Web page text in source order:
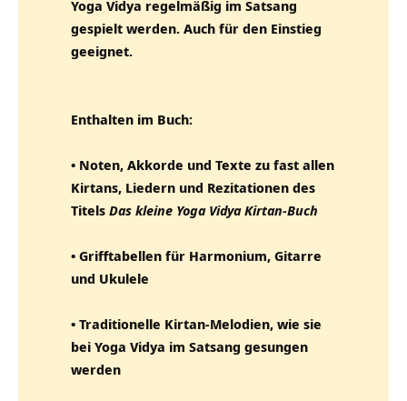
Yoga Vidya regelmäßig im Satsang
gespielt werden. Auch für den Einstieg
geeignet.
Enthalten im Buch:
• Noten, Akkorde und Texte zu fast allen
Kirtans, Liedern und Rezitationen des
Titels Das kleine Yoga Vidya Kirtan-Buch
• Grifftabellen für Harmonium, Gitarre
und Ukulele
• Traditionelle Kirtan-Melodien, wie sie
bei Yoga Vidya im Satsang gesungen
werden